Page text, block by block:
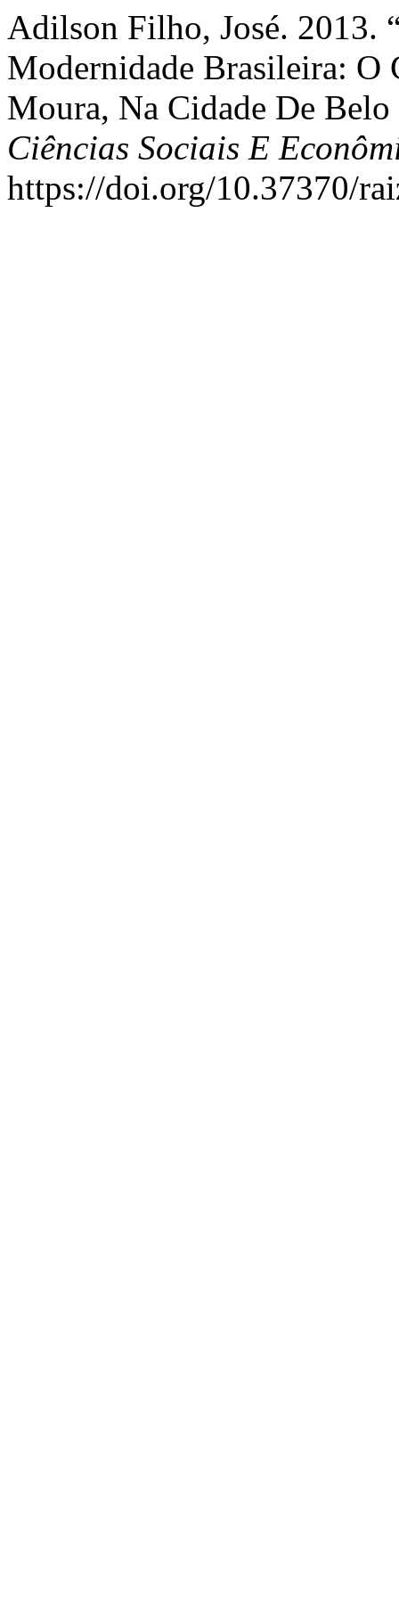
Adilson Filho, José. 2013.
Modernidade Brasileira: O
Moura, Na Cidade De
Ciências Sociais E
https://doi.org/10.37370/